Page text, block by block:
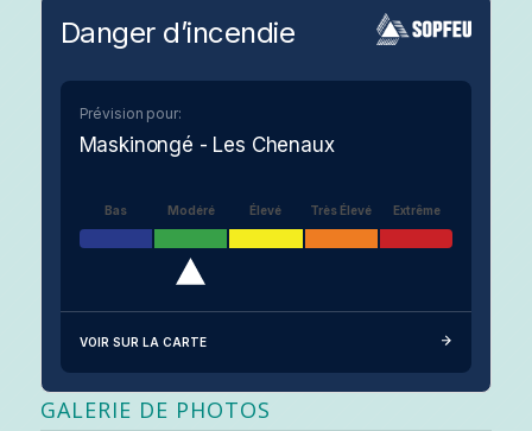
Danger d’incendie
Prévision pour:
Maskinongé - Les Chenaux
Bas Modéré Élevé Très Élevé Extrême
VOIR SUR LA CARTE
GALERIE DE PHOTOS